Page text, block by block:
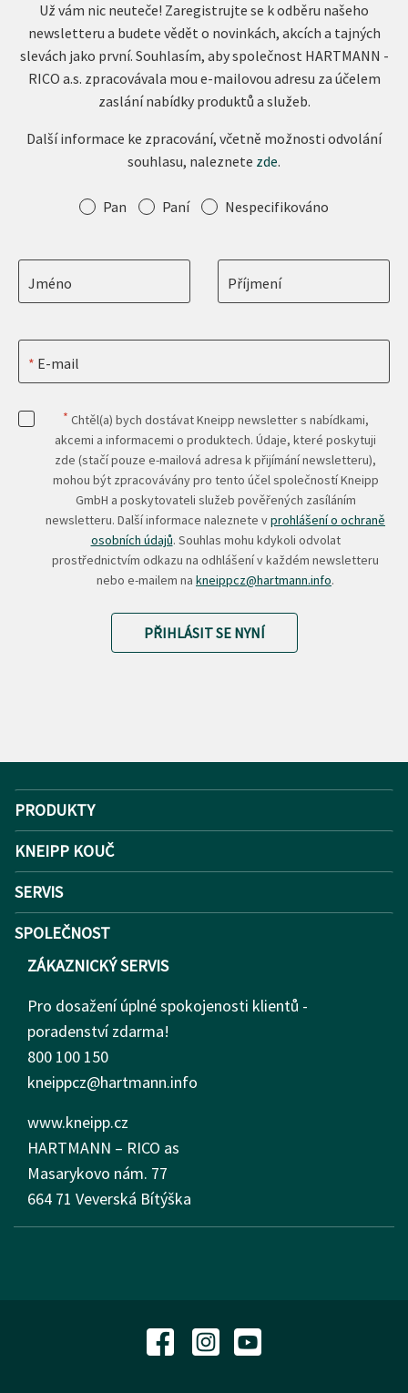
Už vám nic neuteče! Zaregistrujte se k odběru našeho
newsletteru a budete vědět o novinkách, akcích a tajných
slevách jako první. Souhlasím, aby společnost HARTMANN -
RICO a.s. zpracovávala mou e-mailovou adresu za účelem
zaslání nabídky produktů a služeb.
Další informace ke zpracování, včetně možnosti odvolání
souhlasu, naleznete zde.
Oslovení Pan Paní Nespecifikováno
Jméno Příjmení
E-mail
* Chtěl(a) bych dostávat Kneipp newsletter s nabídkami,
akcemi a informacemi o produktech. Údaje, které poskytuji
zde (stačí pouze e-mailová adresa k přijímání newsletteru),
mohou být zpracovávány pro tento účel společností Kneipp
GmbH a poskytovateli služeb pověřených zasíláním
newsletteru. Další informace naleznete vprohlášení o ochraně
osobních údajů. Souhlas mohu kdykoli odvolat
prostřednictvím odkazu na odhlášení v každém newsletteru
nebo e-mailem na kneippcz@hartmann.info.
PŘIHLÁSIT SE NYNÍ
PRODUKTY
KNEIPP KOUČ
SERVIS
SPOLEČNOST
ZÁKAZNICKÝ SERVIS
Pro dosažení úplné spokojenosti klientů -
poradenství zdarma!
800 100 150
kneippcz@hartmann.info
www.kneipp.cz
HARTMANN – RICO as
Masarykovo nám. 77
664 71 Veverská Bítýška